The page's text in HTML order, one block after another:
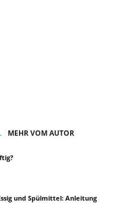
MEHR VOM AUTOR
und Spülmittel: Anleitung